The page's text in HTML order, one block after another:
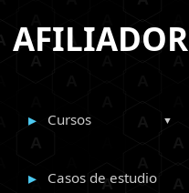
AFILIADOR
Cursos
Casos de estudio